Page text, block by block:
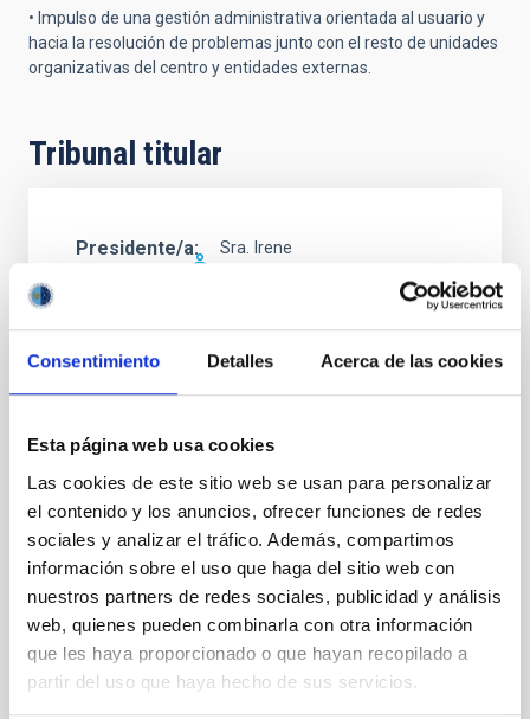
Consentimiento Detalles Acerca de las cookies
Esta página web usa cookies
Las cookies de este sitio web se usan para personalizar
el contenido y los anuncios, ofrecer funciones de redes
sociales y analizar el tráfico. Además, compartimos
información sobre el uso que haga del sitio web con
nuestros partners de redes sociales, publicidad y análisis
web, quienes pueden combinarla con otra información
que les haya proporcionado o que hayan recopilado a
partir del uso que haya hecho de sus servicios.
• Impulso de una gestión administrativa orientada al usuario y
hacia la resolución de problemas junto con el resto de unidades
organizativas del centro y entidades externas.
Tribunal titular
Presidente/a Sra.
Irene
Instituto de Astrofísica de
Canarias (IAC)
GERENTE DEL ÁREA DE
INVESTIGACIÓN
Secretario/a Sr. Jesús Burgos Martín
Instituto de Astrofísica de
Canarias (IAC)
Administrador/a Servicios
Generales